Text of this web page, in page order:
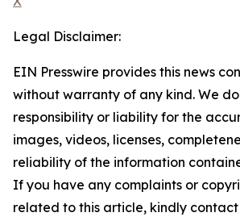
Legal Disclaimer:
EIN Presswire provides this news
without warranty of any kind. We
responsibility or liability for the
images, videos, licenses,
reliability of the information
If you have any complaints or
related to this article, kindly